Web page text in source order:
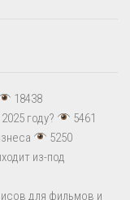
18438
году?
5461
5250
из-под
для фильмов и